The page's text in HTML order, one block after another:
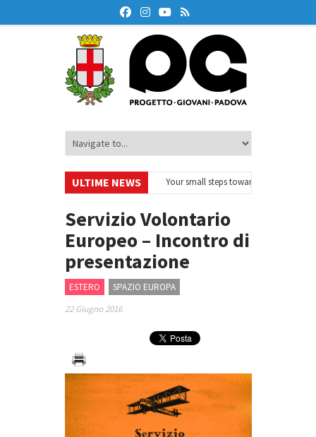
ULTIME NEWS
– Ciclo di webinar •
Your small steps towards sustainability –
finanziaria
• Oxford Debate Lab – Borse di studio 2026/27
Servizio Volontario
Europeo – Incontro di
presentazione
ESTERO
SPAZIO EUROPA
22 Giugno 2016